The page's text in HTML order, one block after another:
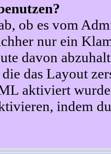
ob es vom
nur ein
davon
das Layout
aktiviert
indem